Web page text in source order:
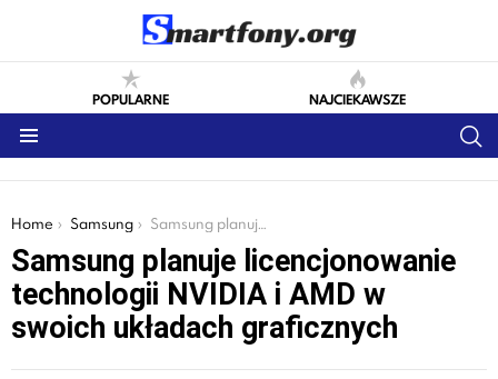
POPULARNE NAJCIEKAWSZE
You are here:
Home Samsung Samsung planuje licencjonowanie technologii NVIDIA i AMD w swoich układach graficznych
Samsung planuje licencjonowanie
technologii NVIDIA i AMD w
swoich układach graficznych